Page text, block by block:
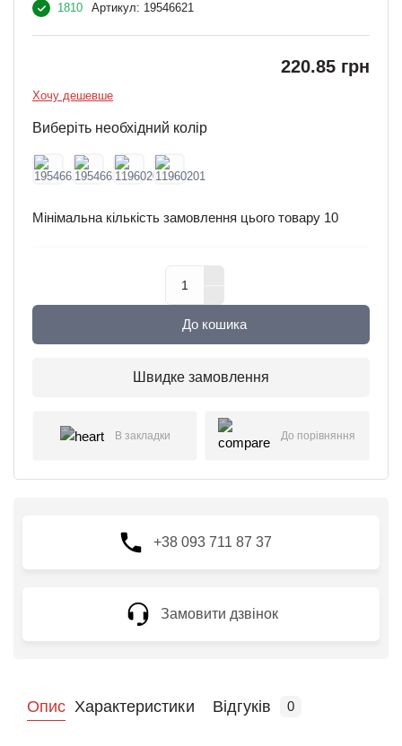
1810 Артикул: 19546621
220.85 грн
Хочу дешевше
Виберіть необхідний колір
Мінімальна кількість замовлення цього товару 10
До кошика
Швидке замовлення
В закладки До порівняння
+38 093 711 87 37
Замовити дзвінок
Опис Характеристики Відгуків 0